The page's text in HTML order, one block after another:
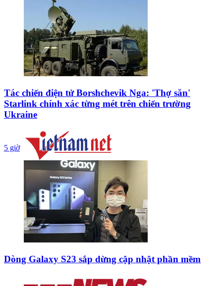
Tác chiến điện tử Borshchevik Nga: 'Thợ săn'
Starlink chính xác từng mét trên chiến trường
Ukraine
5 giờ
Dòng Galaxy S23 sắp dừng cập nhật phần mềm